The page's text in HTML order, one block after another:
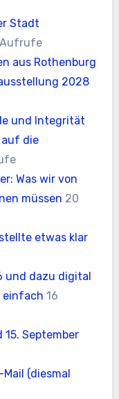
Stadt
aus Rothenburg
2028
und Integrität
die
Was wir von
müssen 20
etwas klar
und dazu digital
einfach 16
September
(diesmal